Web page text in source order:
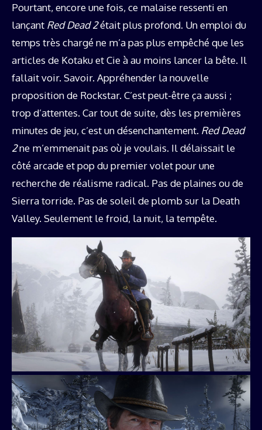
Pourtant, encore une fois, ce malaise ressenti en
lançant Red Dead 2était plus profond. Un emploi du
temps très chargé ne m’a pas plus empêché que les
articles de Kotaku et Cie à au moins lancer la bête. Il
fallait voir. Savoir. Appréhender la nouvelle
proposition de Rockstar. C’est peut-être ça aussi ;
trop d’attentes. Car tout de suite, dès les premières
minutes de jeu, c’est un désenchantement. Red Dead
2ne m’emmenait pas où je voulais. Il délaissait le
côté arcade et pop du premier volet pour une
recherche de réalisme radical. Pas de plaines ou de
Sierra torride. Pas de soleil de plomb sur la Death
Valley. Seulement le froid, la nuit, la tempête.